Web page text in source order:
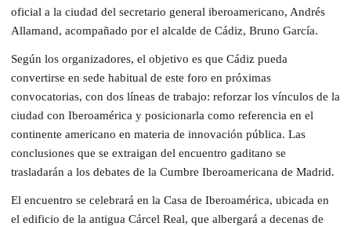
oficial a la ciudad del secretario general iberoamericano, Andrés
Allamand, acompañado por el alcalde de Cádiz, Bruno García.
Según los organizadores, el objetivo es que Cádiz pueda
convertirse en sede habitual de este foro en próximas
convocatorias, con dos líneas de trabajo: reforzar los vínculos de la
ciudad con Iberoamérica y posicionarla como referencia en el
continente americano en materia de innovación pública. Las
conclusiones que se extraigan del encuentro gaditano se
trasladarán a los debates de la Cumbre Iberoamericana de Madrid.
El encuentro se celebrará en la Casa de Iberoamérica, ubicada en
el edificio de la antigua Cárcel Real, que albergará a decenas de